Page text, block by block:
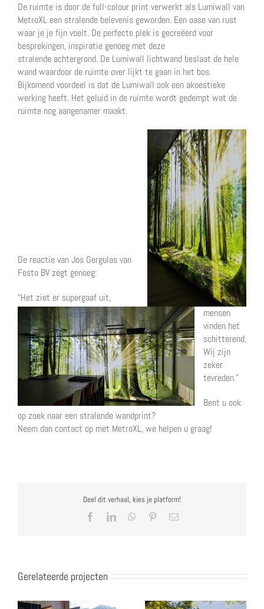
De ruimte is door de full-colour print verwerkt als Lumiwall van
MetroXL een stralende belevenis geworden. Een oase van rust
waar je je fijn voelt. De perfecte plek is gecreëerd voor
besprekingen, inspiratie genoeg met deze
stralende achtergrond. De Lumiwall lichtwand beslaat de hele
wand waardoor de ruimte over lijkt te gaan in het bos.
Bijkomend voordeel is dat de Lumiwall ook een akoestieke
werking heeft. Het geluid in de ruimte wordt gedempt wat de
ruimte nog aangenamer maakt.
De reactie van Jos Gergulas van
Festo BV zegt genoeg:
“Het ziet er supergaaf uit,
mensen
vinden het
schitterend.
Wij zijn
zeker
tevreden.”
Bent u ook
op zoek naar een stralende wandprint?
Neem dan contact op met MetroXL, we helpen u graag!
Deel dit verhaal, kies je platform!
FacebookLinkedInWhatsApp
Pinterest
E-
Gerelateerde projecten